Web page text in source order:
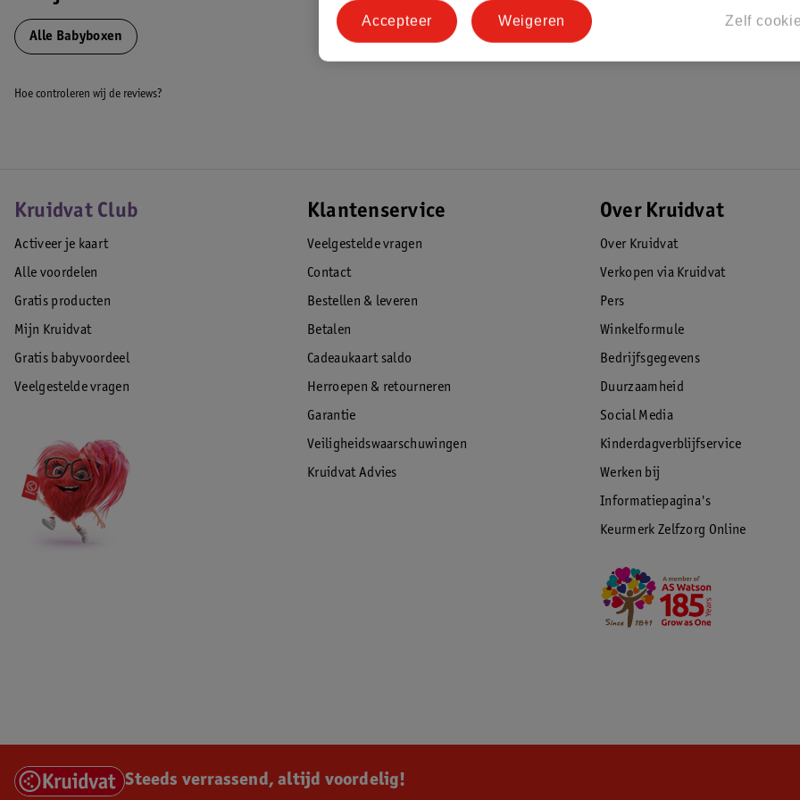
Eigenschappen
Afmeting van de box (buitenmaat): 90 x 80 x 100 cm (hxbxd)
Materiaal: vurenhout
Alle Babyboxen
Hoe controleren wij de reviews?
Kruidvat Club
Activeer je kaart
Alle voordelen
Gratis producten
Mijn Kruidvat
Gratis babyvoordeel
Veelgestelde vragen
Klantenservice
Veelgestelde vragen
Contact
Bestellen & leveren
Betalen
Cadeaukaart saldo
Herroepen & retourneren
Garantie
Veiligheidswaarschuwingen
Kruidvat Advies
Over Kruidvat
Over Kruidvat
Verkopen via Kruidvat
Pers
Winkelformule
Bedrijfsgegevens
Duurzaamheid
Social Media
Kinderdagverblijfservice
Werken bij
Informatiepagina's
Keurmerk Zelfzorg Online
Steeds verrassend, altijd voordelig!
Zelf
Weigeren
Accepteer